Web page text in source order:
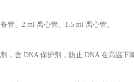
管、2 ml 离心管、1.5 ml 离心管。
，含 DNA 保护剂，防止 DNA 在高温下